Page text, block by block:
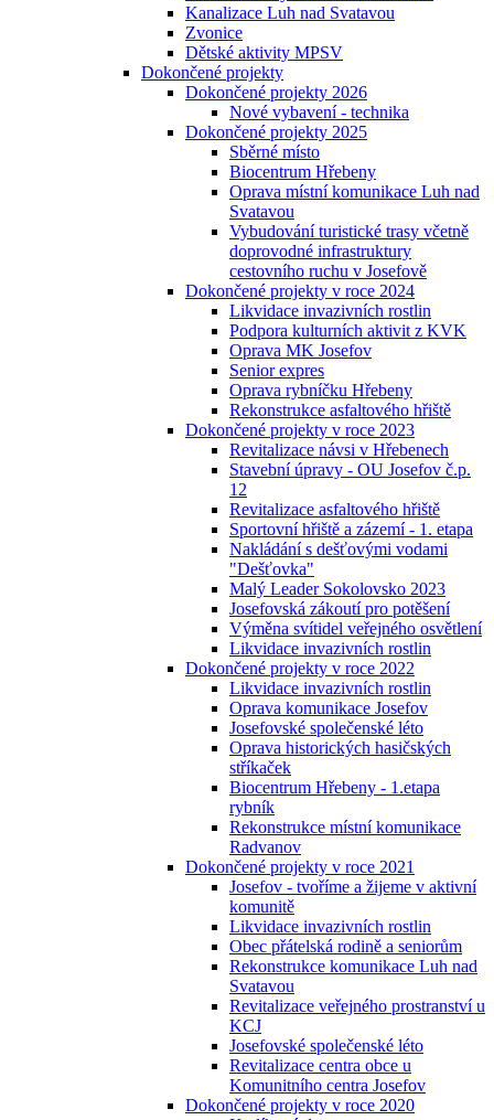
Kanalizace Luh nad Svatavou
Zvonice
Dětské aktivity MPSV
Dokončené projekty
Dokončené projekty 2026
Nové vybavení - technika
Dokončené projekty 2025
Sběrné místo
Biocentrum Hřebeny
Oprava místní komunikace Luh nad
Svatavou
Vybudování turistické trasy včetně
doprovodné infrastruktury
cestovního ruchu v Josefově
Dokončené projekty v roce 2024
Likvidace invazivních rostlin
Podpora kulturních aktivit z KVK
Oprava MK Josefov
Senior expres
Oprava rybníčku Hřebeny
Rekonstrukce asfaltového hřiště
Dokončené projekty v roce 2023
Revitalizace návsi v Hřebenech
Stavební úpravy - OU Josefov č.p.
12
Revitalizace asfaltového hřiště
Sportovní hřiště a zázemí - 1. etapa
Nakládání s dešťovými vodami
"Dešťovka"
Malý Leader Sokolovsko 2023
Josefovská zákoutí pro potěšení
Výměna svítidel veřejného osvětlení
Likvidace invazivních rostlin
Dokončené projekty v roce 2022
Likvidace invazivních rostlin
Oprava komunikace Josefov
Josefovské společenské léto
Oprava historických hasičských
stříkaček
Biocentrum Hřebeny - 1.etapa
rybník
Rekonstrukce místní komunikace
Radvanov
Dokončené projekty v roce 2021
Josefov - tvoříme a žijeme v aktivní
komunitě
Likvidace invazivních rostlin
Obec přátelská rodině a seniorům
Rekonstrukce komunikace Luh nad
Svatavou
Revitalizace veřejného prostranství u
KCJ
Josefovské společenské léto
Revitalizace centra obce u
Komunitního centra Josefov
Dokončené projekty v roce 2020